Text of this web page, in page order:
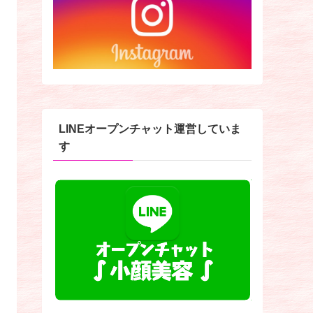
LINEオープンチャット運営していま
す